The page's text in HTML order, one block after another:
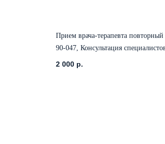
Прием врача-терапевта повторный
90-047, Консультация
2 000 р.